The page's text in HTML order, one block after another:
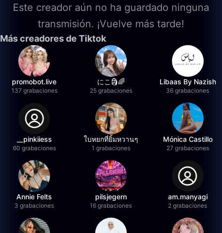
Este creador aún no ha guardado ninguna
transmisión. ¡Vuelve más tarde!
Más creadores de Tiktok
promobot.live
137 grabaciones
にこ🗿🌈
25 grabaciones
Libaas By Nazish
36 grabaciones
__pinkiiess
60 grabaciones
ใบหยกที่ยิ้มหวานๆ
1 grabaciones
Mónica Castillo
27 grabaciones
Annie Felts
3 grabaciones
pilsjegern
16 grabaciones
am.manyagi
2 grabaciones